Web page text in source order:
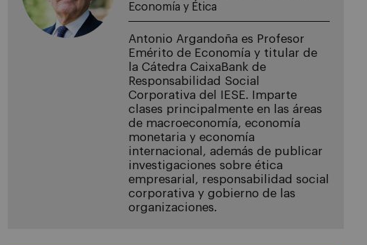
Economía y Ética
Antonio Argandoña es Profesor
Emérito de Economía y titular de
la Cátedra CaixaBank de
Responsabilidad Social
Corporativa del IESE. Imparte
clases principalmente en las áreas
de macroeconomía, economía
monetaria y economía
internacional, además de publicar
investigaciones sobre ética
empresarial, responsabilidad social
corporativa y gobierno de las
organizaciones.